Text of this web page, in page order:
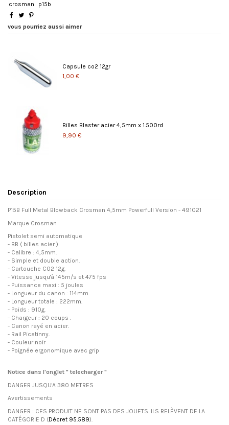
crosman p15b
vous pourriez aussi aimer
Capsule co2 12gr
1,00 €
Billes Blaster acier 4,5mm x 1.500rd
9,90 €
Description
P15B Full Metal Blowback Crosman 4,5mm Powerfull Version - 491021
Marque Crosman
Pistolet semi automatique
- BB ( billes acier )
- Calibre : 4,5mm.
- Simple et double action.
- Cartouche C02 12g.
- Vitesse jusqu'à 145m/s et 475 fps
- Puissance maxi : 5 joules
- Longueur du canon : 114mm.
- Longueur totale : 222mm.
- Poids : 910g.
- Chargeur : 20 coups .
- Canon rayé en acier.
- Rail Picatinny.
- Couleur noir
- Poignée ergonomique avec grip
Notice dans l'onglet " telecharger "
DANGER JUSQU'A 380 METRES
Avertissements
DANGER : CES PRODUIT NE SONT PAS DES JOUETS. ILS RELÈVENT DE LA
CATÉGORIE D (Décret 95.589).